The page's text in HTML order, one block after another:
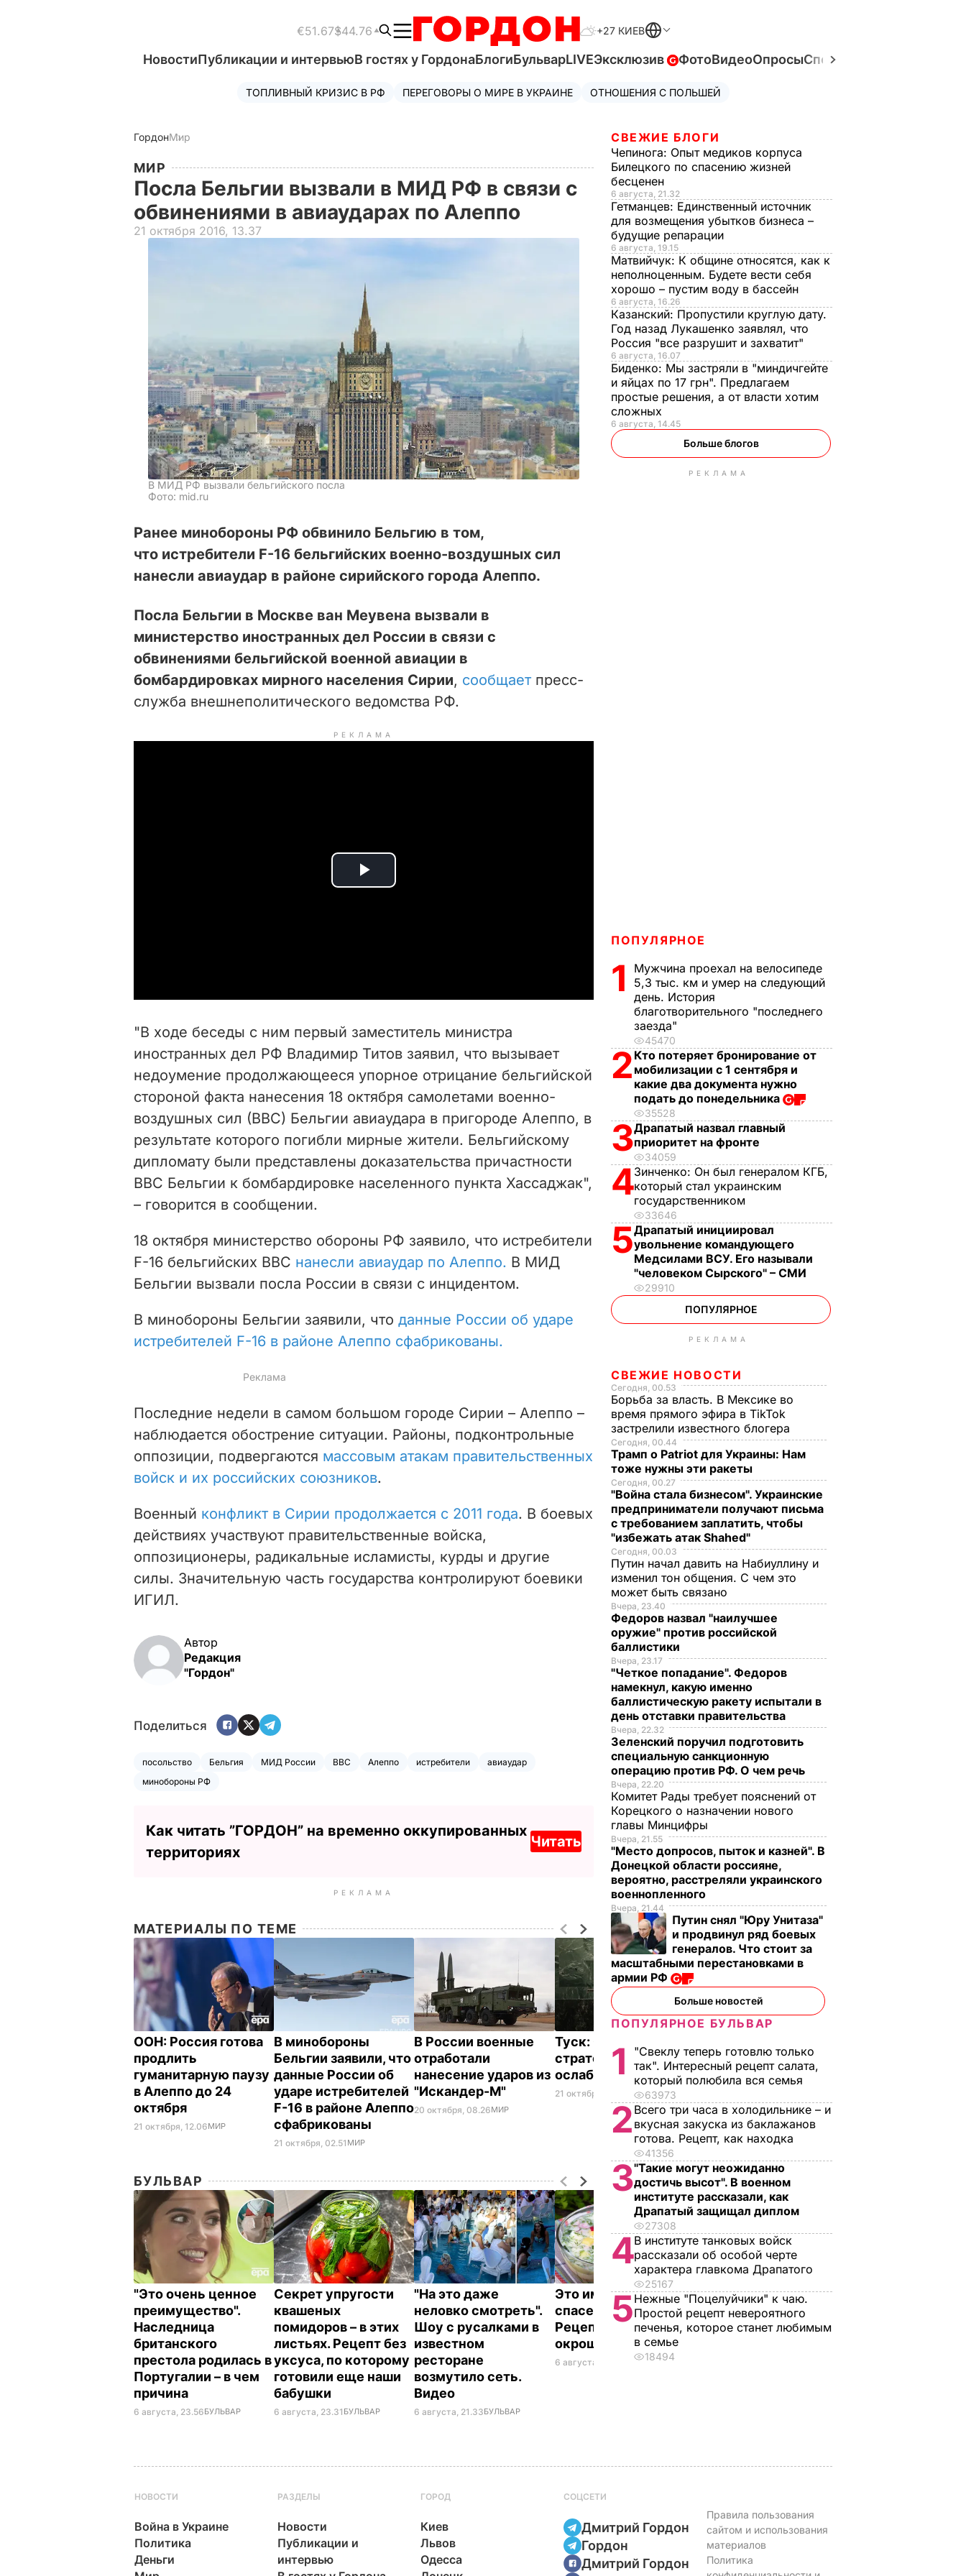
€51.67$44.76 +27 КИЕВ
НовостиПубликации и интервьюВ гостях у ГордонаБлогиБульварLIVEЭксклюзив ФотоВидеоОпросыСпецпроекты
ТОПЛИВНЫЙ КРИЗИС В РФ ПЕРЕГОВОРЫ О МИРЕ В УКРАИНЕ ОТНОШЕНИЯ С ПОЛЬШЕЙ
ГордонМир
МИР
Посла Бельгии вызвали в МИД РФ в связи с
обвинениями в авиаударах по Алеппо
21 октября 2016, 13.37
В МИД РФ вызвали бельгийского посла
Фото: mid.ru
Ранее минобороны РФ обвинило Бельгию в том,
что истребители F-16 бельгийских военно-воздушных сил
нанесли авиаудар в районе сирийского города Алеппо.
Посла Бельгии в Москве ван Меувена вызвали в
министерство иностранных дел России в связи с
обвинениями бельгийской военной авиации в
бомбардировках мирного населения Сирии, сообщаетпресс-
служба внешнеполитического ведомства РФ.
РЕКЛАМА
P
i
d
e
o
"В ходе беседы с ним первый заместитель министра
иностранных дел РФ Владимир Титов заявил, что вызывает
недоумение продолжающееся упорное отрицание бельгийской
стороной факта нанесения 18 октября самолетами военно-
воздушных сил (ВВС) Бельгии авиаудара в пригороде Алеппо, в
результате которого погибли мирные жители. Бельгийскому
дипломату были представлены доказательства причастности
ВВС Бельгии к бомбардировке населенного пункта Хассаджак",
– говорится в сообщении.
18 октября министерство обороны РФ заявило, что истребители
F-16 бельгийских ВВС нанесли авиаудар по Алеппо. В МИД
Бельгии вызвали посла России в связи с инцидентом.
В минобороны Бельгии заявили, что данные России об ударе
истребителей F-16 в районе Алеппо сфабрикованы.
Последние недели в самом большом городе Сирии – Алеппо –
наблюдается обострение ситуации. Районы, подконтрольные
оппозиции, подвергаются массовым атакам правительственных
войск и их российских союзников.
Военный конфликт в Сирии продолжается с 2011 года. В боевых
действиях участвуют правительственные войска,
оппозиционеры, радикальные исламисты, курды и другие
силы. Значительную часть государства контролируют боевики
ИГИЛ.
Автор
Редакция
"Гордон"
Поделиться
посольство Бельгия МИД России ВВС Алеппо истребители
авиаудар
минобороны РФ
Как читать ”ГОРДОН” на временно оккупированных
территориях
Читать
РЕКЛАМА
МАТЕРИАЛЫ ПО ТЕМЕ
ООН: Россия готова
продлить
гуманитарную паузу
в Алеппо до 24
октября
21 октября, 12.06МИР
В минобороны
Бельгии заявили, что
данные России об
ударе истребителей
F-16 в районе Алеппо
сфабрикованы
21 октября, 02.51 МИР
В России военные
отработали
нанесение ударов из
"Искандер-М"
20 октября, 08.26МИР
Туск: Очевидно, что
стратегия России –
ослабить ЕС
21 октября, 05.33 МИР
БУЛЬВАР
"Это очень ценное
преимущество".
Наследница
британского
престола родилась в
Португалии – в чем
причина
6 августа, 23.56БУЛЬВАР
Секрет упругости
квашеных
помидоров – в этих
листьях. Рецепт без
уксуса, по которому
готовили еще наши
бабушки
6 августа, 23.31 БУЛЬВАР
"На это даже
неловко смотреть".
Шоу с русалками в
известном
ресторане
возмутило сеть.
Видео
6 августа, 21.33БУЛЬВАР
Это именно то, что
спасет в жару.
Рецепт вкуснейшей
окрошки
6 августа, 18.21 БУЛЬВАР
"Хрустящие
снаружи и нежные
внутри". Самые
СВЕЖИЕ БЛОГИ
Чепинога: Опыт медиков корпуса
Билецкого по спасению жизней
бесценен
6 августа, 21.32
Гетманцев: Единственный источник
для возмещения убытков бизнеса –
будущие репарации
6 августа, 19.15
Матвийчук: К общине относятся, как к
неполноценным. Будете вести себя
хорошо – пустим воду в бассейн
6 августа, 16.26
Казанский: Пропустили круглую дату.
Год назад Лукашенко заявлял, что
Россия "все разрушит и захватит"
6 августа, 16.07
Биденко: Мы застряли в "миндичгейте
и яйцах по 17 грн". Предлагаем
простые решения, а от власти хотим
сложных
6 августа, 14.45
Больше блогов
РЕКЛАМА
ПОПУЛЯРНОЕ
1
Мужчина проехал на велосипеде
5,3 тыс. км и умер на следующий
день. История
благотворительного "последнего
заезда"
45470
2 Кто потеряет бронирование от
мобилизации с 1 сентября и
какие два документа нужно
подать до понедельника
35528
3Драпатый назвал главный
приоритет на фронте
34059
4Зинченко: Он был генералом КГБ,
который стал украинским
государственником
33646
5Драпатый инициировал
увольнение командующего
Медсилами ВСУ. Его называли
"человеком Сырского" – СМИ
29910
ПОПУЛЯРНОЕ
РЕКЛАМА
СВЕЖИЕ НОВОСТИ
Сегодня, 00.53
Борьба за власть. В Мексике во
время прямого эфира в TikTok
застрелили известного блогера
Сегодня, 00.44
Трамп о Patriot для Украины: Нам
тоже нужны эти ракеты
Сегодня, 00.27
"Война стала бизнесом". Украинские
предприниматели получают письма
с требованием заплатить, чтобы
"избежать атак Shahed"
Сегодня, 00.03
Путин начал давить на Набиуллину и
изменил тон общения. С чем это
может быть связано
Вчера, 23.40
Федоров назвал "наилучшее
оружие" против российской
баллистики
Вчера, 23.17
"Четкое попадание". Федоров
намекнул, какую именно
баллистическую ракету испытали в
день отставки правительства
Вчера, 22.32
Зеленский поручил подготовить
специальную санкционную
операцию против РФ. О чем речь
Вчера, 22.20
Комитет Рады требует пояснений от
Корецкого о назначении нового
главы Минцифры
Вчера, 21.55
"Место допросов, пыток и казней". В
Донецкой области россияне,
вероятно, расстреляли украинского
военнопленного
Вчера, 21.44
Путин снял "Юру Унитаза"
и продвинул ряд боевых
генералов. Что стоит за
масштабными перестановками в
армии РФ
Больше новостей
ПОПУЛЯРНОЕ БУЛЬВАР
1
"Свеклу теперь готовлю только
так". Интересный рецепт салата,
который полюбила вся семья
63973
2 Всего три часа в холодильнике – и
вкусная закуска из баклажанов
готова. Рецепт, как находка
41356
3"Такие могут неожиданно
достичь высот". В военном
институте рассказали, как
Драпатый защищал диплом
27308
4В институте танковых войск
рассказали об особой черте
характера главкома Драпатого
25167
5Нежные "Поцелуйчики" к чаю.
Простой рецепт невероятного
печенья, которое станет любимым
в семье
18494
НОВОСТИ
Война в Украине
Политика
Деньги
РАЗДЕЛЫ
Новости
Публикации и
интервью
ГОРОД
Киев
Львов
Одесса
СОЦСЕТИ
Дмитрий Гордон
Гордон
Дмитрий Гордон
Правила пользования
сайтом и использования
материалов
Политика